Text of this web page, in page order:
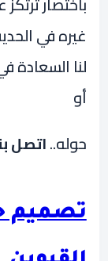
غيره في
لنا السعادة
أو
حوله..اتصل بنا
تصميم